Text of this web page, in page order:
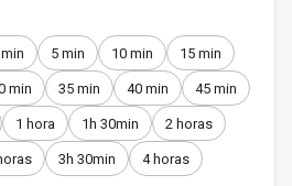
5 min 10 min 15 min
min 35 min 40 min 45 min
1 hora 1h 30min 2 horas
3h 30min 4 horas